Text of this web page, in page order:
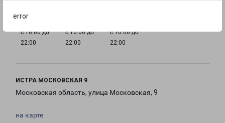
error
с 10:00 до
22:00
с 10:00 до
22:00
с 10:00 до
22:00
ИСТРА МОСКОВСКАЯ 9
Московская область, улица Московская, 9
на карте